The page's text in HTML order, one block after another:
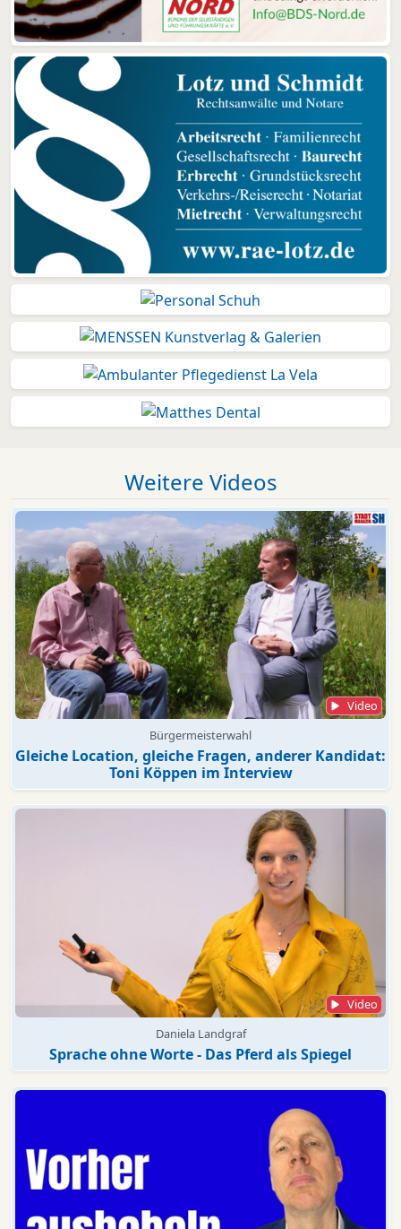
Weitere Videos
Video
Bürgermeisterwahl
Gleiche Location, gleiche Fragen, anderer Kandidat:
Toni Köppen im Interview
Video
Daniela Landgraf
Sprache ohne Worte - Das Pferd als Spiegel